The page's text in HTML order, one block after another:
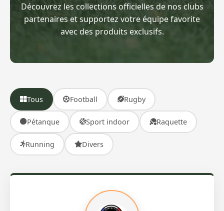
Découvrez les collections officielles de nos clubs
partenaires et supportez votre équipe favorite
avec des produits exclusifs.
Tous Football Rugby
Pétanque Sport indoor Raquette
Running Divers